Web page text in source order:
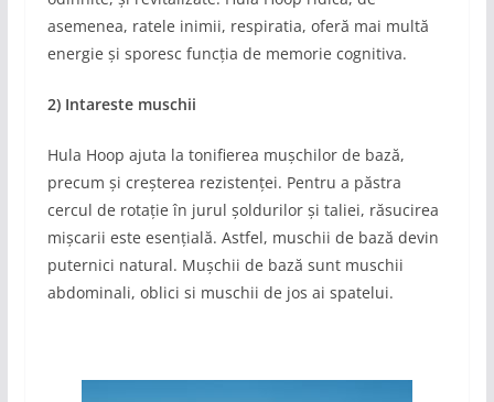
asemenea, ratele inimii, respiratia, oferă mai multă
energie și sporesc funcția de memorie cognitiva.
2) Intareste muschii
Hula Hoop ajuta la tonifierea mușchilor de bază,
precum și creșterea rezistenței. Pentru a păstra
cercul de rotație în jurul șoldurilor și taliei, răsucirea
mișcarii este esențială. Astfel, muschii de bază devin
puternici natural. Mușchii de bază sunt muschii
abdominali, oblici si muschii de jos ai spatelui.